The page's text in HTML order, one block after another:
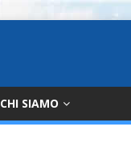
CHI SIAMO